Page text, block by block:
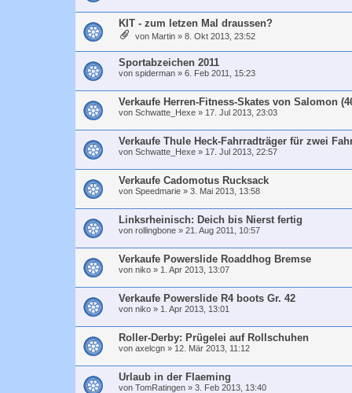
KIT - zum letzen Mal draussen?
von Martin » 8. Okt 2013, 23:52
Sportabzeichen 2011
von spiderman » 6. Feb 2011, 15:23
Verkaufe Herren-Fitness-Skates von Salomon
von Schwatte_Hexe » 17. Jul 2013, 23:03
Verkaufe Thule Heck-Fahrradträger für zwei
von Schwatte_Hexe » 17. Jul 2013, 22:57
Verkaufe Cadomotus Rucksack
von Speedmarie » 3. Mai 2013, 13:58
Linksrheinisch: Deich bis Nierst fertig
von rollingbone » 21. Aug 2011, 10:57
Verkaufe Powerslide Roaddhog Bremse
von niko » 1. Apr 2013, 13:07
Verkaufe Powerslide R4 boots Gr. 42
von niko » 1. Apr 2013, 13:01
Roller-Derby: Prügelei auf Rollschuhen
von axelcgn » 12. Mär 2013, 11:12
Urlaub in der Flaeming
von TomRatingen » 3. Feb 2013, 13:40